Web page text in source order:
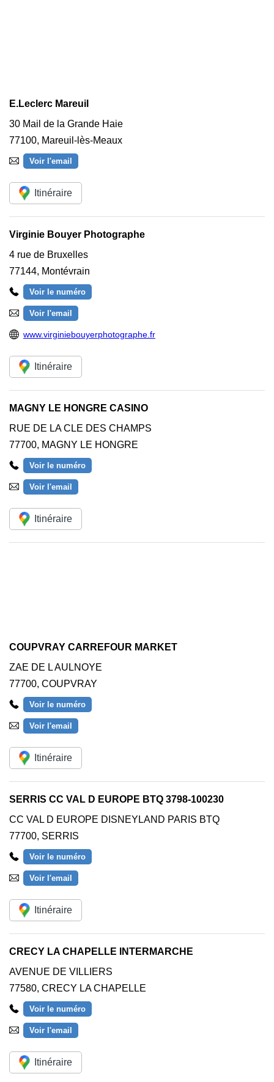
E.Leclerc Mareuil
30 Mail de la Grande Haie
77100, Mareuil-lès-Meaux
Voir l'email
Itinéraire
Virginie Bouyer Photographe
4 rue de Bruxelles
77144, Montévrain
Voir le numéro
Voir l'email
www.virginiebouyerphotographe.fr
Itinéraire
MAGNY LE HONGRE CASINO
RUE DE LA CLE DES CHAMPS
77700, MAGNY LE HONGRE
Voir le numéro
Voir l'email
Itinéraire
COUPVRAY CARREFOUR MARKET
ZAE DE L AULNOYE
77700, COUPVRAY
Voir le numéro
Voir l'email
Itinéraire
SERRIS CC VAL D EUROPE BTQ 3798-100230
CC VAL D EUROPE DISNEYLAND PARIS BTQ
77700, SERRIS
Voir le numéro
Voir l'email
Itinéraire
CRECY LA CHAPELLE INTERMARCHE
AVENUE DE VILLIERS
77580, CRECY LA CHAPELLE
Voir le numéro
Voir l'email
Itinéraire